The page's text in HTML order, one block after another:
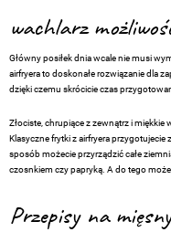
wachlarz
Główny posiłek dnia wcale nie musi
airfryera to doskonałe rozwiązanie dla
dzięki czemu skrócicie czas
Złociste, chrupiące z zewnątrz i
Klasyczne frytki z airfryera
sposób możecie przyrządzić całe
czosnkiem czy papryką. A do tego
Przepisy na